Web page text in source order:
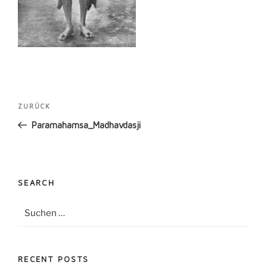
Beitragsnavigation
Vorheriger
Beitrag
ZURÜCK
Paramahamsa_Madhavdasji
SEARCH
nach:
RECENT POSTS